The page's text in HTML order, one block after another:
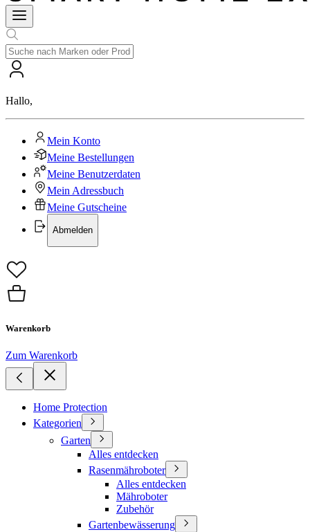
Hallo,
Mein Konto
Meine Bestellungen
Meine Benutzerdaten
Mein Adressbuch
Meine Gutscheine
Abmelden
Warenkorb
Zum Warenkorb
Home Protection
Kategorien
Garten
Alles entdecken
Rasenmähroboter
Alles entdecken
Mähroboter
Zubehör
Gartenbewässerung